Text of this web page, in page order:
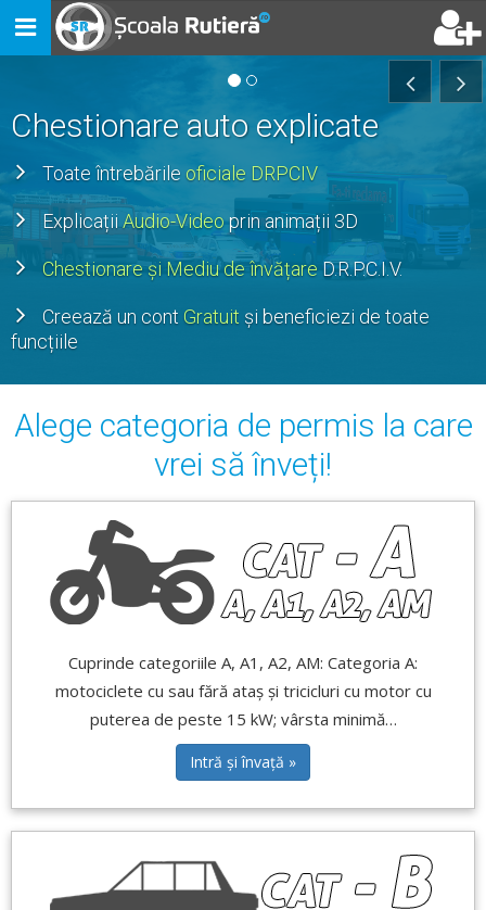
Toggle
navigation
Chestionare auto explicate
Toate întrebările oficiale DRPCIV
ExplicațiiAudio-Videoprin animații 3D
Chestionare și Mediu de învățare D.R.P.C.I.V.
Creează un cont Gratuit și beneficiezi de toate
funcțiile
Alege categoria de permis la care
vrei să înveți!
Cuprinde categoriile A, A1, A2, AM: Categoria A:
motociclete cu sau fără ataș și tricicluri cu motor cu
puterea de peste 15 kW; vârsta minimă…
Intră și învață »